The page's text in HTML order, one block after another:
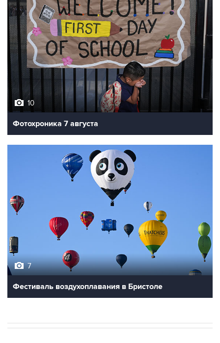
10
Фотохроника 7 августа
7
Фестиваль воздухоплавания в Бристоле